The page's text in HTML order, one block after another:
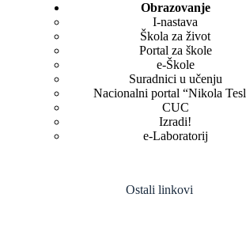
Obrazovanje
I-nastava
Škola za život
Portal za škole
e-Škole
Suradnici u učenju
Nacionalni portal “Nikola
CUC
Izradi!
e-Laboratorij
Ostali linkovi